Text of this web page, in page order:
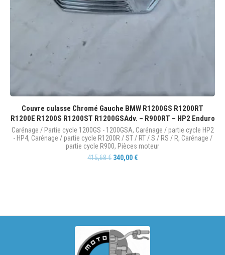
Couvre culasse Chromé Gauche BMW R1200GS R1200RT
R1200E R1200S R1200ST R1200GSAdv. – R900RT – HP2 Enduro
Carénage / Partie cycle 1200GS - 1200GSA, Carénage / partie cycle HP2
- HP4, Carénage / partie cycle R1200R / ST / RT / S / RS / R, Carénage /
partie cycle R900, Pièces moteur
415,68€ 340,00 €